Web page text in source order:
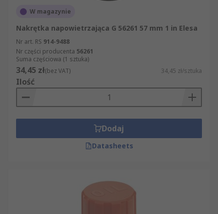
W magazynie
Nakrętka napowietrzająca G 56261 57 mm 1 in Elesa
Nr art. RS 914-9488
Nr części producenta 56261
Suma częściowa (1 sztuka)
34,45 zł(bez VAT) 34,45 zł/sztuka
Ilość
Dodaj
Datasheets